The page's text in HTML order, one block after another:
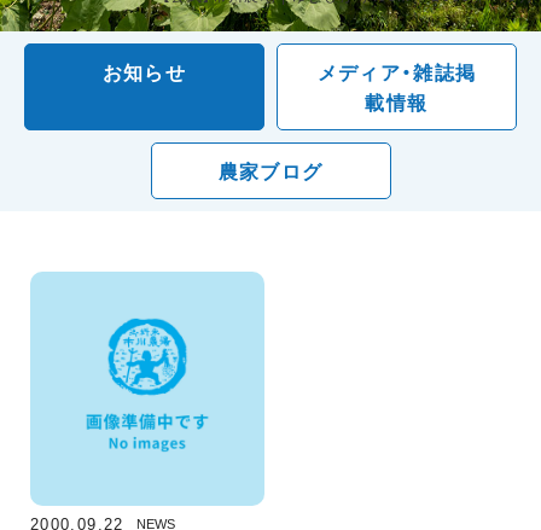
お知らせ
メディア・雑誌掲
載情報
農家ブログ
2000.09.22 NEWS